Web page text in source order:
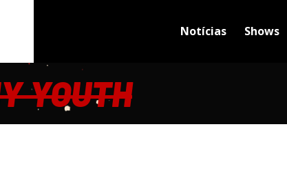
Notícias Shows
YOUTH